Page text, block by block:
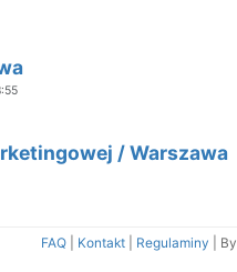
/ Warszawa
FAQ| Kontakt| Regulaminy | By